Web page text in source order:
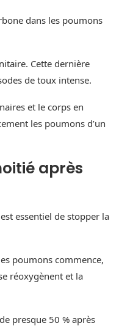
dans les poumons
Cette dernière
de toux intense.
et le corps en
les poumons d’un
après
essentiel de stopper la
poumons commence,
réoxygènent et la
presque 50 % après